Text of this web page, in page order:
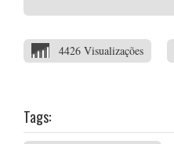
4426 Visualizações
Tags: